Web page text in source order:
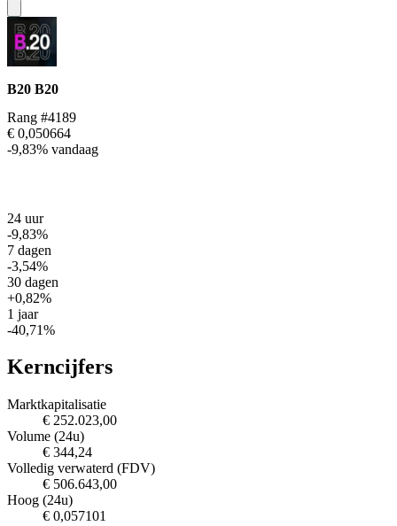
B20 B20
Rang #4189
€ 0,050664
-9,83% vandaag
24 uur
-9,83%
7 dagen
-3,54%
30 dagen
+0,82%
1 jaar
-40,71%
Kerncijfers
Marktkapitalisatie
€ 252.023,00
Volume (24u)
€ 344,24
Volledig verwaterd (FDV)
€ 506.643,00
Hoog (24u)
€ 0,057101